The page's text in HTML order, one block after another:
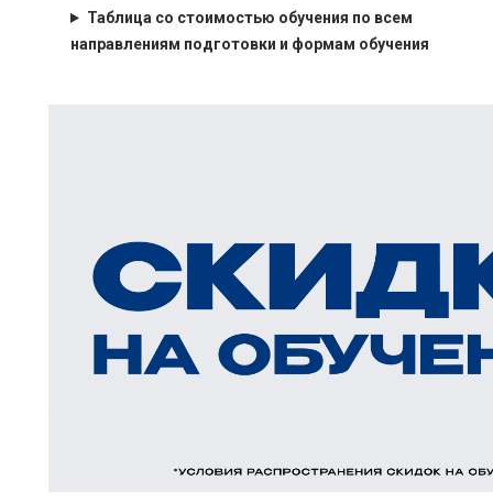
Таблица со стоимостью обучения по всем
направлениям подготовки и формам обучения